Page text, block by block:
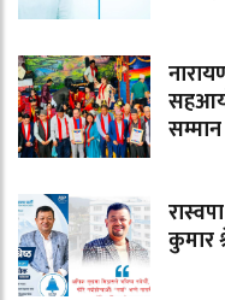
कुमार